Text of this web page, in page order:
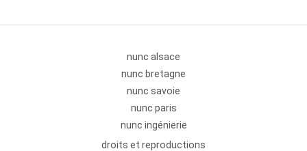
nunc alsace
nunc bretagne
nunc savoie
nunc paris
nunc ingénierie
droits et reproductions